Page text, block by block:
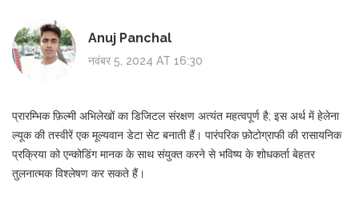
Anuj Panchal
नवंबर 5, 2024 AT 16:30
प्रारम्भिक फ़िल्मी अभिलेखों का डिजिटल संरक्षण अत्यंत महत्वपूर्ण है; इस अर्थ में हेलेना
ल्यूक की तस्वीरें एक मूल्यवान डेटा सेट बनाती हैं। पारंपरिक फ़ोटोग्राफी की रासायनिक
प्रक्रिया को एन्कोडिंग मानक के साथ संयुक्त करने से भविष्य के शोधकर्ता बेहतर
तुलनात्मक विश्लेषण कर सकते हैं।